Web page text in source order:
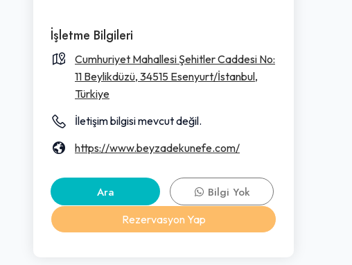
İşletme Bilgileri
Cumhuriyet Mahallesi Şehitler Caddesi No:
11 Beylikdüzü, 34515 Esenyurt/İstanbul,
Türkiye
İletişim bilgisi mevcut değil.
https://www.beyzadekunefe.com/
Ara
Bilgi Yok
Rezervasyon Yap